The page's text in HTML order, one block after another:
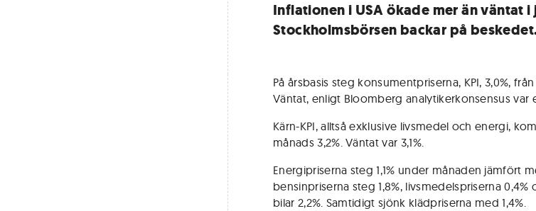
Inflationen i USA ökade mer än väntat i
Stockholmsbörsen backar på
På årsbasis steg konsumentpriserna, KPI, 3,0%,
Väntat, enligt Bloomberg analytikerkonsensus var
Kärn-KPI, alltså exklusive livsmedel och energi,
månads 3,2%. Väntat var 3,1%.
Energipriserna steg 1,1% under månaden jämfört
bensinpriserna steg 1,8%, livsmedelspriserna
bilar 2,2%. Samtidigt sjönk klädpriserna med 1,4%.